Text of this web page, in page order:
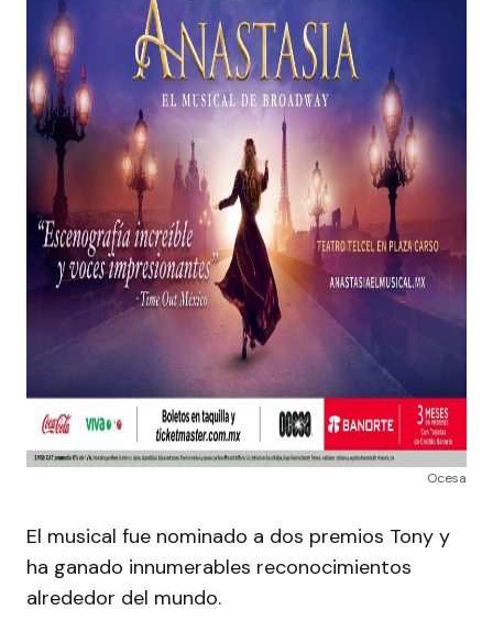
Ocesa
El musical fue nominado a dos premios Tony y
ha ganado innumerables reconocimientos
alrededor del mundo.